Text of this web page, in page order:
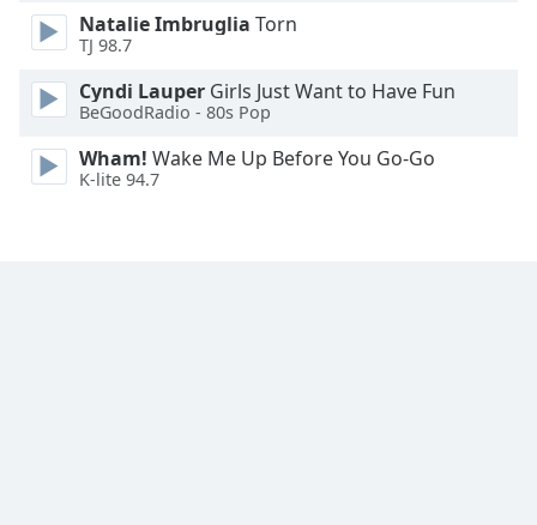
Font
Text
Style
Natalie Imbruglia Torn
TJ 98.7
Cyndi Lauper Girls Just Want to Have Fun
BeGoodRadio - 80s Pop
Wham! Wake Me Up Before You Go-Go
K-lite 94.7